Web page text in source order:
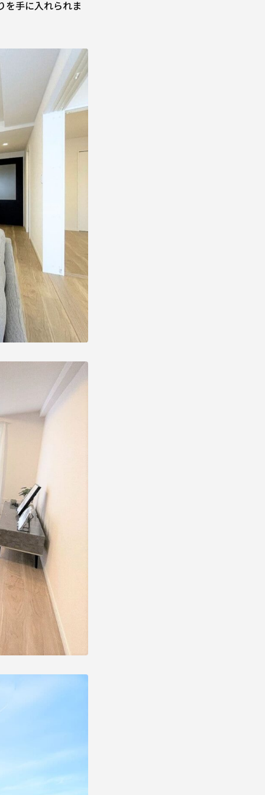
を手に入れられま